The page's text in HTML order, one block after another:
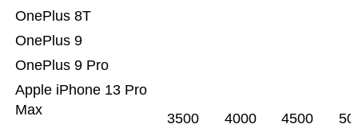
Apple iPhone 13 Pro
Max
OnePlus 9 Pro
OnePlus 9
OnePlus 8T
3500 4000 4500